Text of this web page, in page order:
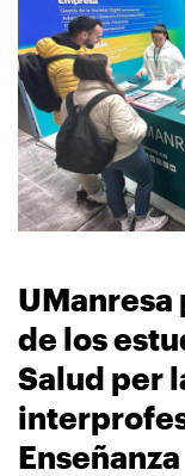
navegación
UManresa
de los
Salud per
Enseñanza